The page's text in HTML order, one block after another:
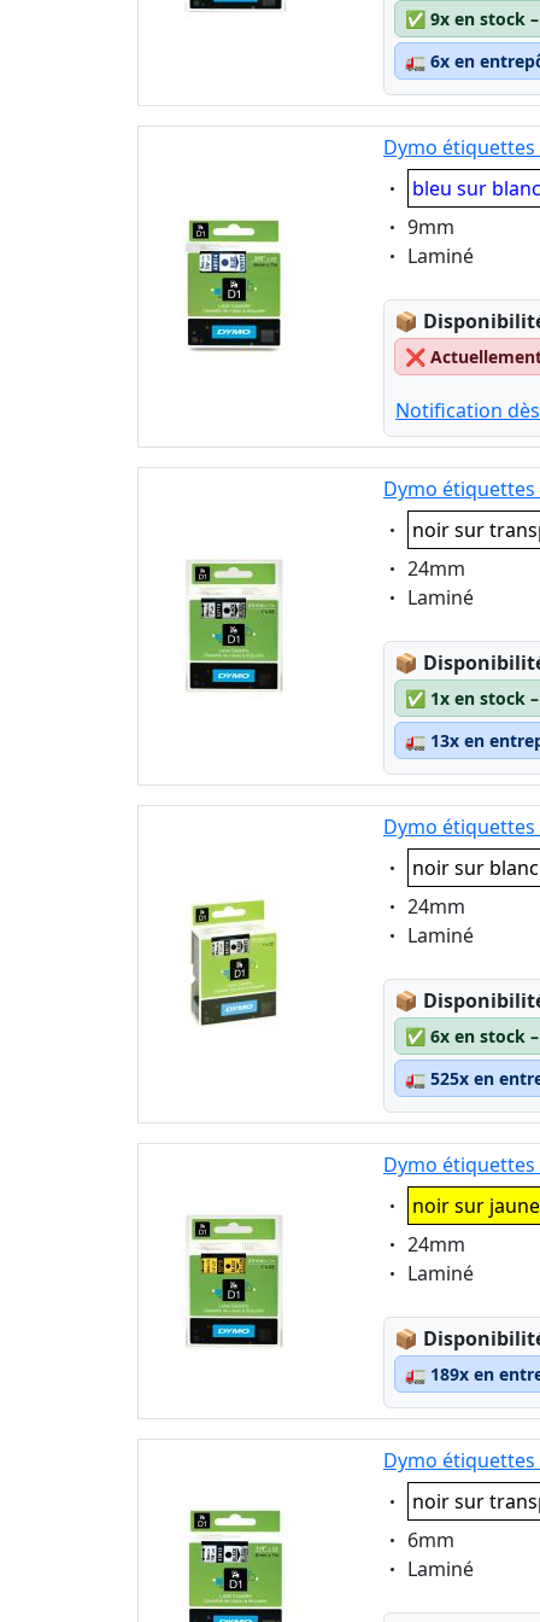
✅ 9x en stock
🚛 6x en
Dymo étiquettes
Eigenschaft:
bleu sur blanc
Eigenschaft:
9mm
Eigenschaft:
Laminé
📦
❌
Notification
Dymo étiquettes
Eigenschaft:
noir sur
Eigenschaft:
24mm
Eigenschaft:
Laminé
📦
✅ 1x en stock
🚛 13x en
Dymo étiquettes
Eigenschaft:
noir sur blanc
Eigenschaft:
24mm
Eigenschaft:
Laminé
📦
✅ 6x en stock
🚛 525x en
Dymo étiquettes
Eigenschaft:
noir sur jaune
Eigenschaft:
24mm
Eigenschaft:
Laminé
📦
🚛 189x en
Dymo étiquettes
Eigenschaft:
noir sur
Eigenschaft:
6mm
Eigenschaft:
Laminé